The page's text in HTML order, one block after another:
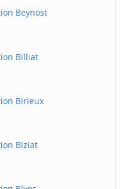
Beynost
Billiat
Birieux
Biziat